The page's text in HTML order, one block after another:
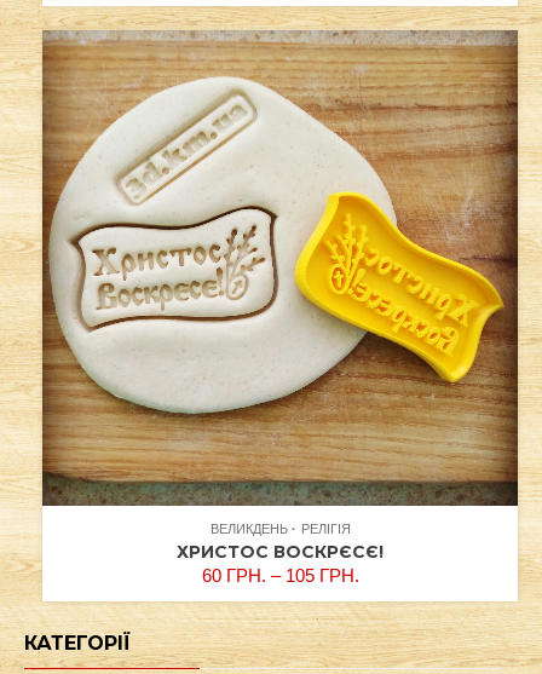
ВЕЛИКДЕНЬ РЕЛІГІЯ
ХРИСТОС ВОСКРЄСЄ!
60 ГРН. – 105 ГРН.
КАТЕГОРІЇ